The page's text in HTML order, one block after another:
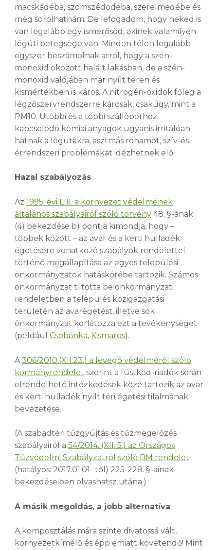
macskádéba, szomszédodéba, szerelmedébe és
még sorolhatnám. De lefogadom, hogy neked is
van legalább egy ismerősöd, akinek valamilyen
légúti betegsége van. Minden télen legalább
egyszer beszámolnak arról, hogy a szén-
monoxid okozott halált lakásban, de a szén-
monoxid valójában már nyílt téren és
kismértékben is káros. A nitrogén-oxidok főleg a
légzőszervrendszerre károsak, csakúgy, mint a
PM10. Utóbbi és a többi szállóporhoz
kapcsolódó kémiai anyagok ugyanis irritálóan
hatnak a légutakra, asztmás rohamot, szív-és
érrendszeri problémákat idézhetnek elő.
Hazai szabályozás
Az 1995. évi LIII. a környezet védelmének
általános szabályairól szóló törvény 48. §-ának
(4) bekezdése b) pontja kimondja, hogy –
többek között – az avar és a kerti hulladék
égetésére vonatkozó szabályok rendelettel
történő megállapítása az egyes települési
önkormányzatok hatáskörébe tartozik. Számos
önkormányzat tiltotta be önkormányzati
rendeletben a település közigazgatási
területén az avarégetést, illetve sok
önkormányzat korlátozza ezt a tevékenységet
(például Csobánka, Kismaros).
A 306/2010.(XII.23.) a levegő védelméről szóló
kormányrendelet szerint a füstköd-riadók során
elrendelhető intézkedések közé tartozik az avar
és kerti hulladék nyílt téri égetési tilalmának
bevezetése.
(A szabadtéri tűzgyújtás és tűzmegelőzés
szabályairól a 54/2014. (XII. 5.) az Országos
Tűzvédelmi Szabályzatról szóló BM rendelet
(hatályos: 2017.01.01- től) 225-228. §-ainak
bekezdéseiben olvashatsz utána.)
A másik megoldás, a jobb alternatíva
A komposztálás mára szinte divatossá vált,
környezetkímélő és épp emiatt követendő! Mint